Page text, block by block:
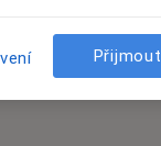
Přijmout